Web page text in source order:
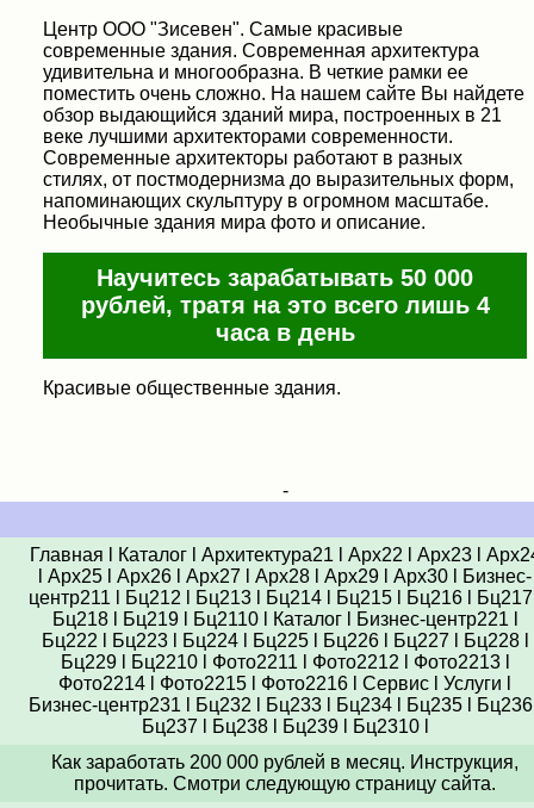
Центр ООО "Зисевен". Самые красивые
современные здания. Современная архитектура
удивительна и многообразна. В четкие рамки ее
поместить очень сложно. На нашем сайте Вы найдете
обзор выдающийся зданий мира, построенных в 21
веке лучшими архитекторами современности.
Современные архитекторы работают в разных
стилях, от постмодернизма до выразительных форм,
напоминающих скульптуру в огромном масштабе.
Необычные здания мира фото и описание.
Научитесь зарабатывать 50 000
рублей, тратя на это всего лишь 4
часа в день
Красивые общественные здания.
-
Главная Каталогl Архитектура21 Арх22 Арх23l
Арх25 Арх26 Арх27 Арх28 Арх29 Арх30
Бизнес-
центр211
Бц212 Бц213l Бц214l Бц215l Бц216l Бц217
Бц218l Бц219l Бц2110l Каталогl Бизнес-центр221
Бц222
Бц223l Бц224l Бц225l Бц226l Бц227 Бц228l
Бц229l Бц2210l Фото2211 Фото2212 Фото2213l
Фото2214
Фото2215 Фото2216 Сервис Услуги
Бизнес-центр231
Бц232 Бц233l Бц234l Бц235l Бц236
Бц237
Бц238l Бц239l Бц2310l
Как заработать 200 000 рублей в месяц. Инструкция,
прочитать. Смотри следующую страницу сайта.